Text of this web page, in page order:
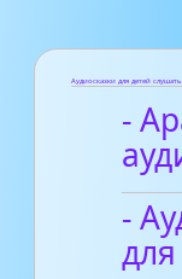
Аудиосказки для детей
-
-